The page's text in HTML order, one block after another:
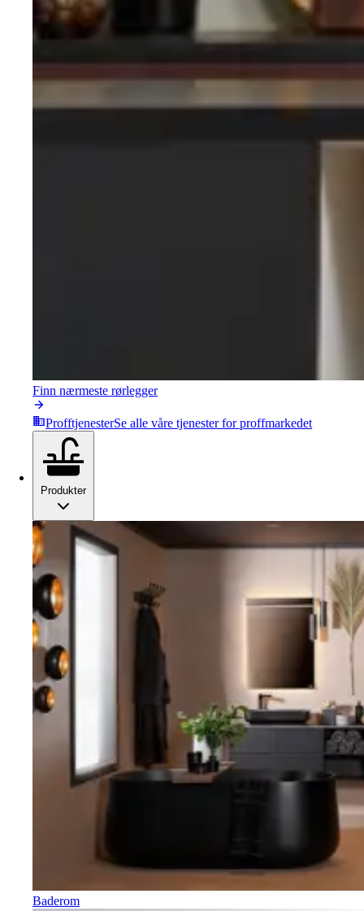
Finn nærmeste rørlegger
ProfftjenesterSe alle våre tjenester for proffmarkedet
Produkter
Baderom